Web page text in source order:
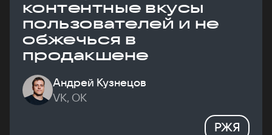
контентные вкусы
пользователей и не
обжечься в
продакшене
Андрей Кузнецов
VK, ОК
РЖЯ